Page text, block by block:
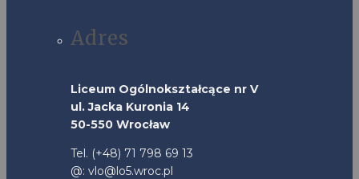
Adres
Liceum Ogólnokształcące nr V
ul. Jacka Kuronia 14
50-550 Wrocław
Tel. (+48) 71 798 69 13
@: vlo@lo5.wroc.pl